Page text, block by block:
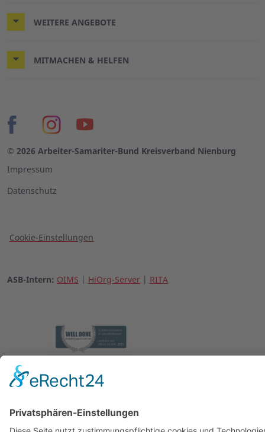
WEITERE ANGEBOTE
MITMACHEN & HELFEN
© 2026 Arbeiter-Samariter-Bund Kreisverband Nienburg
Impressum
Datenschutz
Cookie-Einstellungen
ASB-Intern: OIMS HiOrg-Server RITA